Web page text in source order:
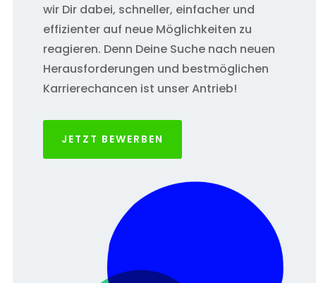
wir Dir dabei, schneller, einfacher und
effizienter auf neue Möglichkeiten zu
reagieren. Denn Deine Suche nach neuen
Herausforderungen und bestmöglichen
Karrierechancen ist unser Antrieb!
JETZT BEWERBEN